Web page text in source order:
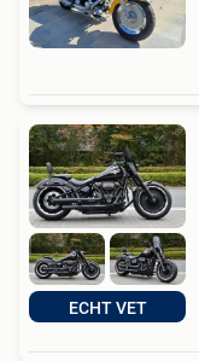
ECHT VET